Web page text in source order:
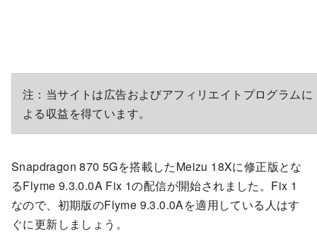
注：当サイトは広告およびアフィリエイトプログラムに
よる収益を得ています。
Snapdragon 870 5Gを搭載したMeizu 18Xに修正版とな
るFlyme 9.3.0.0A Fix 1の配信が開始されました。Fix 1
なので、初期版のFlyme 9.3.0.0Aを適用している人はす
ぐに更新しましょう。